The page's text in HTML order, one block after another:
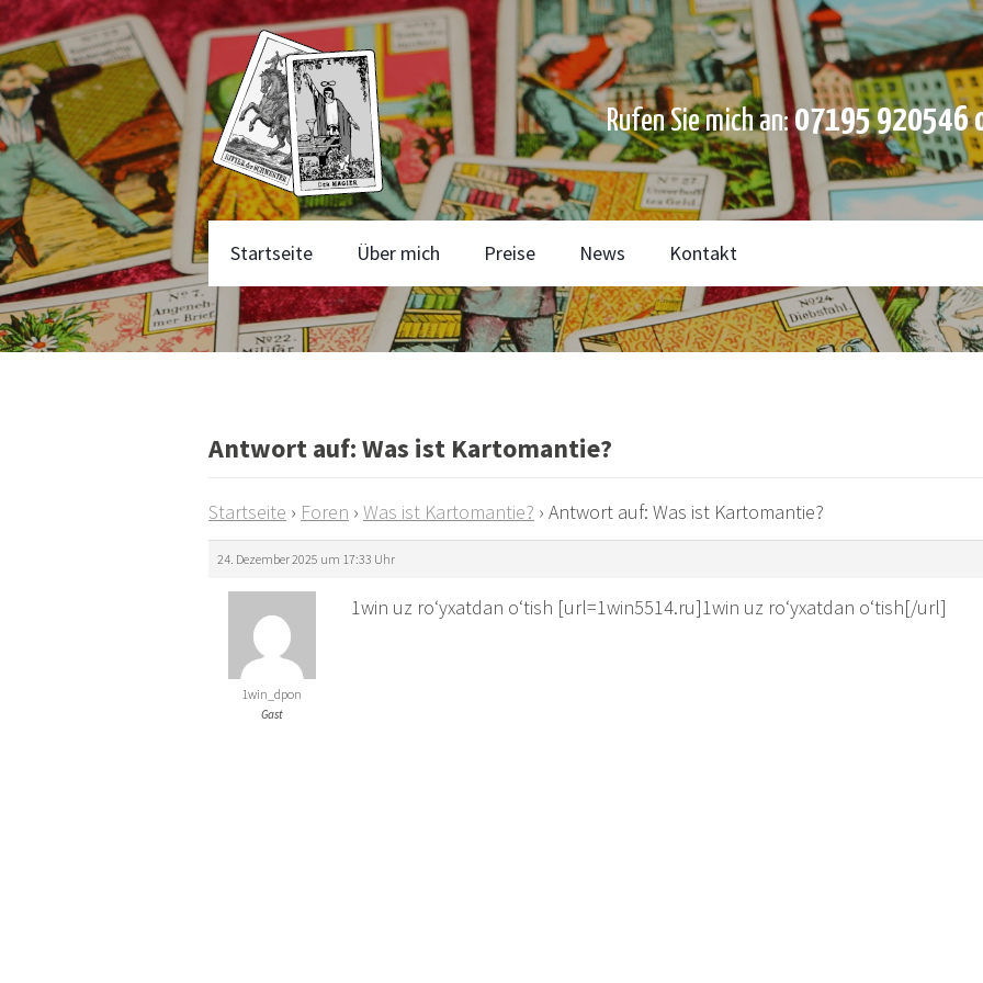
Rufen Sie mich an:07195 920546
Startseite Über mich Preise News Kontakt
Antwort auf: Was ist Kartomantie?
Startseite › Foren › Was ist Kartomantie? › Antwort auf: Was ist Kartomantie?
24. Dezember 2025 um 17:33 Uhr
1win_dpon
Gast
1win uz ro‘yxatdan o‘tish [url=1win5514.ru]1win uz ro‘yxatdan o‘tish[/url]